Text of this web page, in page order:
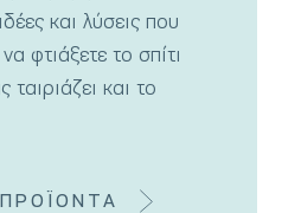
και λύσεις που
φτιάξετε το σπίτι
και το